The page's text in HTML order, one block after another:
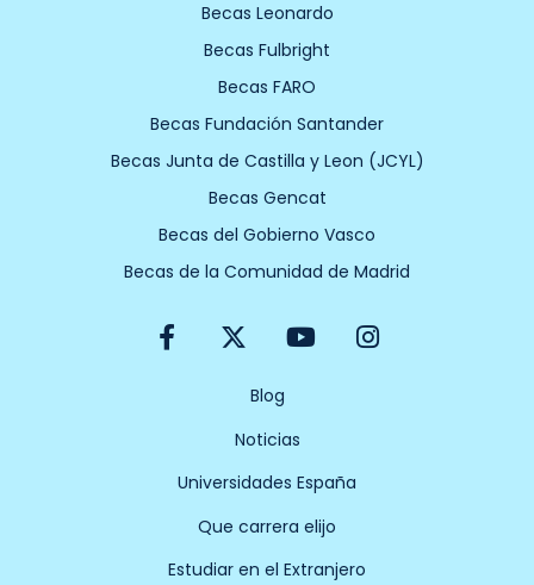
Becas Leonardo
Becas Fulbright
Becas FARO
Becas Fundación Santander
Becas Junta de Castilla y Leon (JCYL)
Becas Gencat
Becas del Gobierno Vasco
Becas de la Comunidad de Madrid
F
a
o
f
X
-
w
i
t
t
r
Y
o
u
b
e
I
n
Blog
Noticias
Universidades España
Que carrera elijo
Estudiar en el Extranjero